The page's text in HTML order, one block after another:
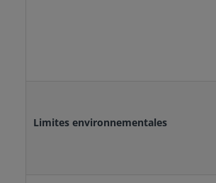
Limites environnementales